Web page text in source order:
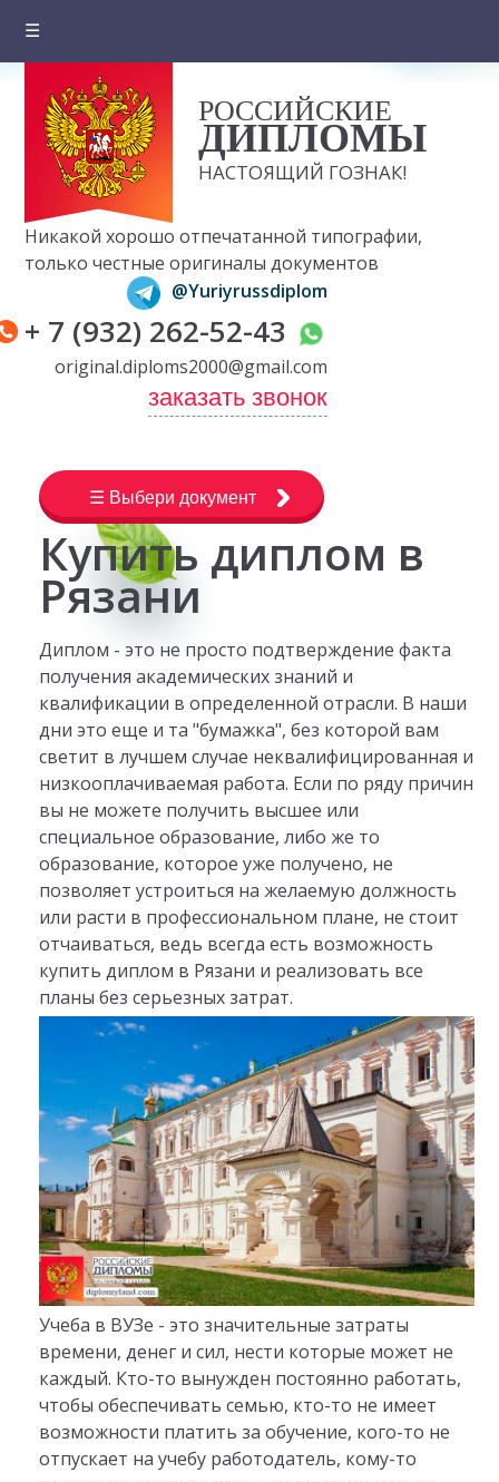
☰
О компании
Цены на документы
Вопросы и ответы
Отзывы клиентов
Оплата и доставка
Контакты
РОССИЙСКИЕ
ДИПЛОМЫ
НАСТОЯЩИЙ ГОЗНАК!
Никакой хорошо отпечатанной типографии,
только честные оригиналы документов
@Yuriyrussdiplom
+ 7 (932) 262-52-43
original.diploms2000@gmail.com
заказать звонок
☰ Выбери документ
Купить диплом в
Рязани
Диплом - это не просто подтверждение факта
получения академических знаний и
квалификации в определенной отрасли. В наши
дни это еще и та "бумажка", без которой вам
светит в лучшем случае неквалифицированная и
низкооплачиваемая работа. Если по ряду причин
вы не можете получить высшее или
специальное образование, либо же то
образование, которое уже получено, не
позволяет устроиться на желаемую должность
или расти в профессиональном плане, не стоит
отчаиваться, ведь всегда есть возможность
купить диплом в Рязани и реализовать все
планы без серьезных затрат.
Учеба в ВУЗе - это значительные затраты
времени, денег и сил, нести которые может не
каждый. Кто-то вынужден постоянно работать,
чтобы обеспечивать семью, кто-то не имеет
возможности платить за обучение, кого-то не
отпускает на учебу работодатель, кому-то